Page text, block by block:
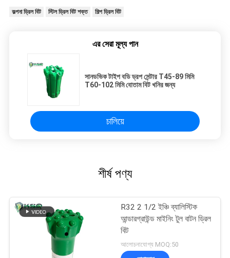
কল্পনা ড্রিল বিট স্টিল ড্রিল বিট শক্ত শিল্প ড্রিল বিট
এর সেরা মূল্য পান
সানডভিক টাইপ বডি ড্রপ সেন্টার T45-89 মিমি
T60-102 মিমি বোতাম বিট খনির জন্য
চালিয়ে
শীর্ষ পণ্য
R32 2 1/2 ইঞ্চি ব্যালিস্টিক
আন্ডারগ্রাউন্ড মাইনিং টুল বাটন ড্রিল
বিট
আলোচনাযোগ্য MOQ:50